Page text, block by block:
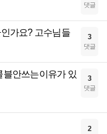
댓글
가요? 고수님들 3
댓글
블안쓰는이유가 있
3
댓글
2